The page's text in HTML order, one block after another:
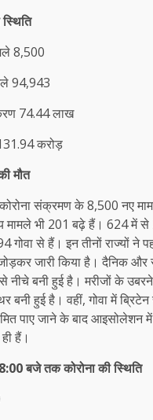
8,500
94,943
74.44 लाख
करोड़
मौत
संक्रमण के 8,500 नए
मामले भी 201 बढ़े हैं। 624 में से
से हैं। इन तीनों राज्यों ने
जारी किया है। दैनिक और
नीचे बनी हुई है। मरीजों के
बनी हुई है। वहीं, गोवा में
पाए जाने के बाद आइसोलेशन
हैं।
बजे तक कोरोना की स्थिति